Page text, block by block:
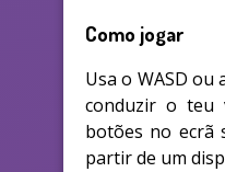
Como jogar
Usa o WASD ou
conduzir o teu
botões no ecrã
partir de um